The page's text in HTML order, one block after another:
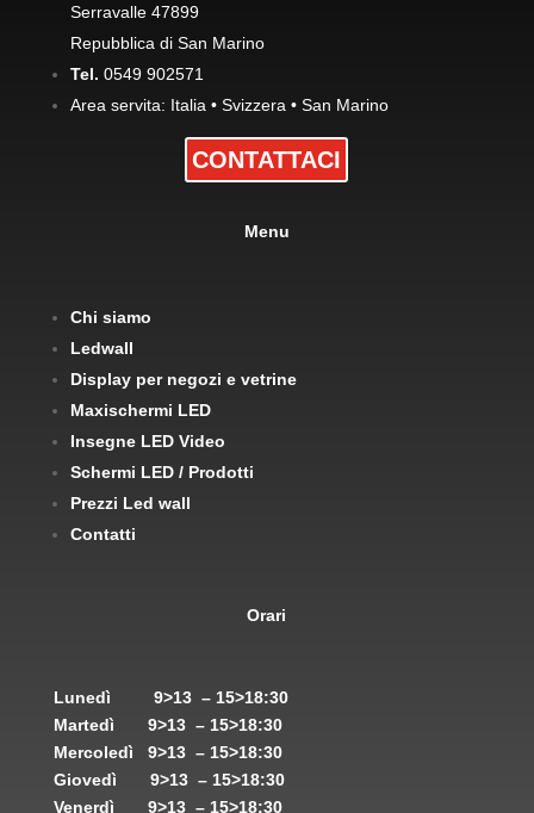
Serravalle 47899
Repubblica di San Marino
Tel. 0549 902571
Area servita: Italia • Svizzera • San Marino
CONTATTACI
Menu
Chi siamo
Ledwall
Display per negozi e vetrine
Maxischermi LED
Insegne LED Video
Schermi LED / Prodotti
Prezzi Led wall
Contatti
Orari
Lunedì 9>13 – 15>18:30
Martedì 9>13 – 15>18:30
Mercoledì 9>13 – 15>18:30
Giovedì 9>13 – 15>18:30
Venerdì 9>13 – 15>18:30